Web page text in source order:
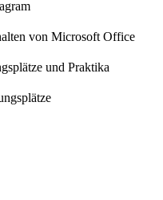
von Microsoft Office
und Praktika